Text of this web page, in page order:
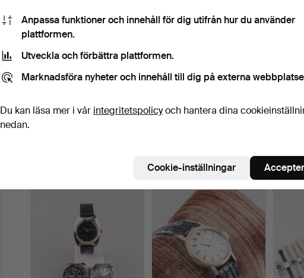
32 USD
7 bud
54
Anpassa funktioner och innehåll för dig utifrån hur du använder
plattformen.
Utveckla och förbättra plattformen.
Marknadsföra nyheter och innehåll till dig på externa
Du kan läsa mer i vår integritetspolicyoch hantera dina
nedan.
Cookie-inställningar